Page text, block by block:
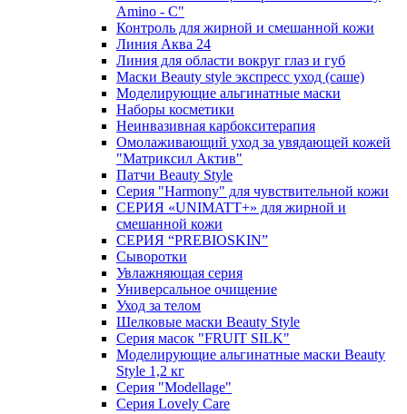
Amino - C"
Контроль для жирной и смешанной кожи
Линия Аква 24
Линия для области вокруг глаз и губ
Маски Beauty style экспресс уход (саше)
Моделирующие альгинатные маски
Наборы косметики
Неинвазивная карбокситерапия
Омолаживающий уход за увядающей кожей
"Матриксил Актив"
Патчи Beauty Style
Серия "Harmony" для чувствительной кожи
СЕРИЯ «UNIMATT+» для жирной и
смешанной кожи
СЕРИЯ “PREBIOSKIN”
Сыворотки
Увлажняющая серия
Универсальное очищение
Уход за телом
Шелковые маски Beauty Style
Серия масок "FRUIT SILK"
Моделирующие альгинатные маски Beauty
Style 1,2 кг
Серия "Modellage"
Cерия Lovely Care